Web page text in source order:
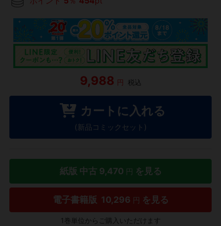
9,988 円 税込
カートに入れる
(新品コミックセット)
紙版 中古 9,470 円 を見る
電子書籍版 10,296 円 を見る
1巻単位からご購入いただけます